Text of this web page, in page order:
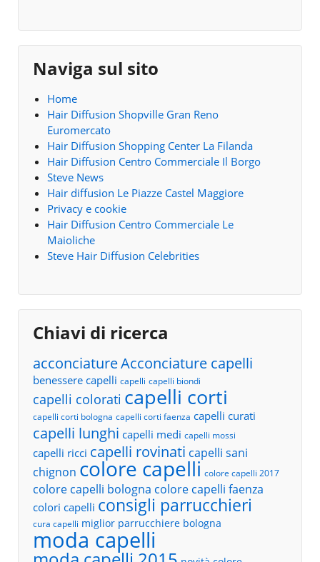
Naviga sul sito
Home
Hair Diffusion Shopville Gran Reno
Euromercato
Hair Diffusion Shopping Center La Filanda
Hair Diffusion Centro Commerciale Il Borgo
Steve News
Hair diffusion Le Piazze Castel Maggiore
Privacy e cookie
Hair Diffusion Centro Commerciale Le
Maioliche
Steve Hair Diffusion Celebrities
Chiavi di ricerca
acconciatureAcconciature capelli
benessere capelli capelli capelli biondi
capelli colorati capelli corti
capelli corti bologna capelli corti faenza capelli curati
capelli lunghi capelli medi capelli mossi
capelli ricci capelli rovinati capelli sani
chignon colore capelli colore capelli 2017
colore capelli bologna colore capelli faenza
colori capelli consigli parrucchieri
cura capelli miglior parrucchiere bologna
moda capelli